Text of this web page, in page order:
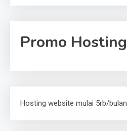
Promo Hosting
Hosting website mulai 5rb/bulan